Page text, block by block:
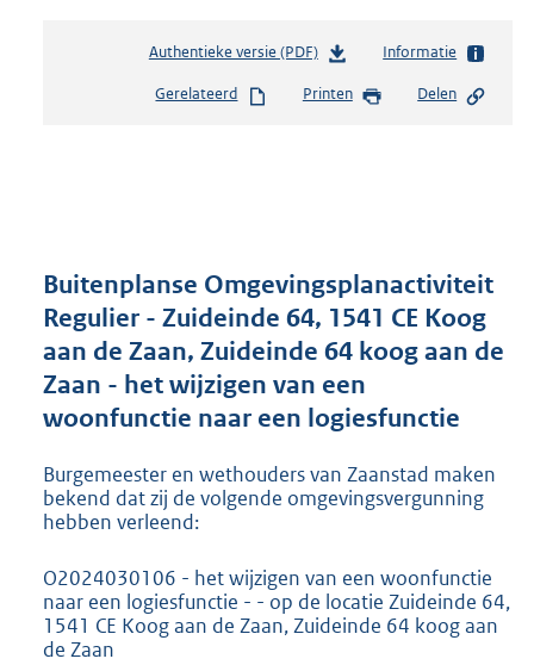
Authentieke versie (PDF)b
s
r
o
o
:
9
1
Informatie
Gerelateerd Printen Delen
Buitenplanse Omgevingsplanactiviteit
Regulier - Zuideinde 64, 1541 CE Koog
aan de Zaan, Zuideinde 64 koog aan de
Zaan - het wijzigen van een
woonfunctie naar een logiesfunctie
Burgemeester en wethouders van Zaanstad maken
bekend dat zij de volgende omgevingsvergunning
hebben verleend:
O2024030106 - het wijzigen van een woonfunctie
naar een logiesfunctie - - op de locatie Zuideinde 64,
1541 CE Koog aan de Zaan, Zuideinde 64 koog aan
de Zaan